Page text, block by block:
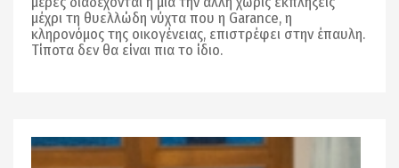
μέχρι τη θυελλώδη νύχτα που η Garance, η
κληρονόμος της οικογένειας, επιστρέφει στην έπαυλη.
Τίποτα δεν θα είναι πια το ίδιο.